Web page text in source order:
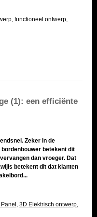
, functioneel ontwerp,
(1): een efficiënte
Zeker in de
bordenbouwer betekent dit
dan vroeger. Dat
betekent dit dat klanten
, 3D Elektrisch ontwerp,